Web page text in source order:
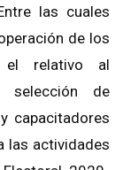
las cuales
de los
el relativo al
selección de
capacitadores
las actividades